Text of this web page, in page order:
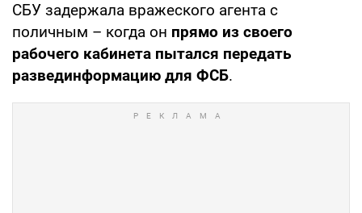
СБУ задержала вражеского агента с
поличным – когда он прямо из своего
рабочего кабинета пытался передать
развединформацию для ФСБ.